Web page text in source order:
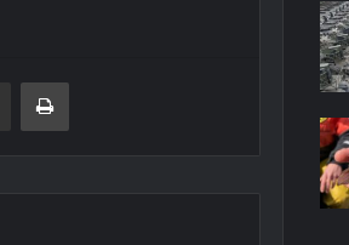
E-Posta ile paylaş Yazdır